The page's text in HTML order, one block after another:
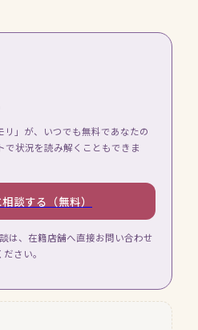
リ」が、いつでも無料であなたの
で状況を読み解くこともできま
談する（無料）
は、在籍店舗へ直接お問い合わせ
ださい。